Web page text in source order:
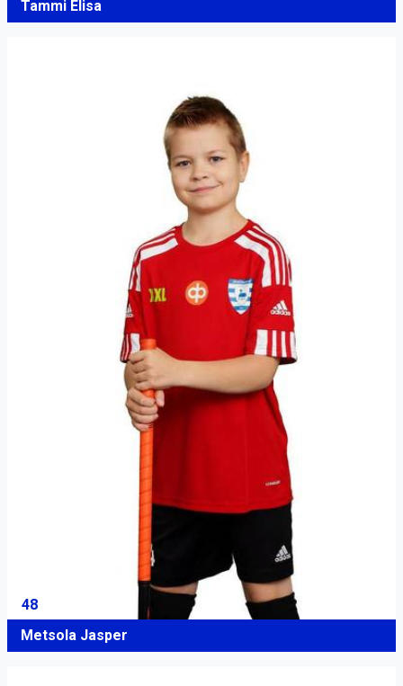
Tammi Elisa
48
Metsola Jasper